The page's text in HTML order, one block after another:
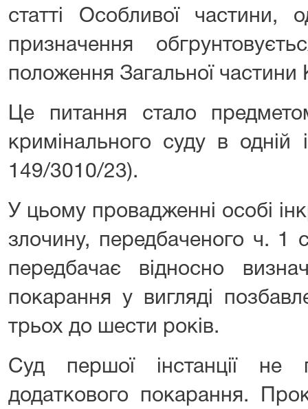
статті Особливої частини,
призначення
положення Загальної
Це питання стало
кримінального суду в
149/3010/23).
У цьому провадженні особі
злочину, передбаченого ч. 1
передбачає відносно
покарання у вигляді
трьох до шести років.
Суд першої інстанції не
додаткового покарання.